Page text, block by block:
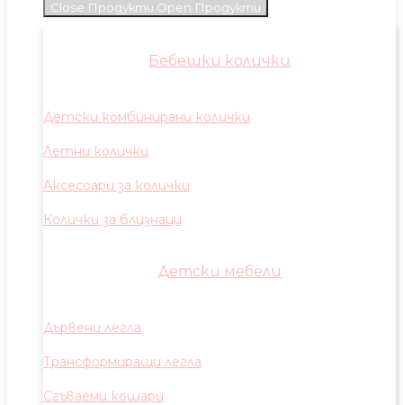
Close Продукти Open Продукти
Бебешки колички
Детски комбинирани колички
Летни колички
Аксесоари за колички
Колички за близнаци
Детски мебели
Дървени легла
Трансформиращи легла
Сгъваеми кошари